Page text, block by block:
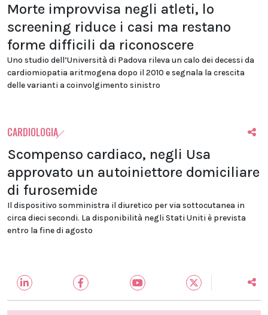
Morte improvvisa negli atleti, lo
screening riduce i casi ma restano
forme difficili da riconoscere
Uno studio dell’Università di Padova rileva un calo dei decessi da
cardiomiopatia aritmogena dopo il 2010 e segnala la crescita
delle varianti a coinvolgimento sinistro
CARDIOLOGIA
Scompenso cardiaco, negli Usa
approvato un autoiniettore domiciliare
di furosemide
Il dispositivo somministra il diuretico per via sottocutanea in
circa dieci secondi. La disponibilità negli Stati Uniti è prevista
entro la fine di agosto